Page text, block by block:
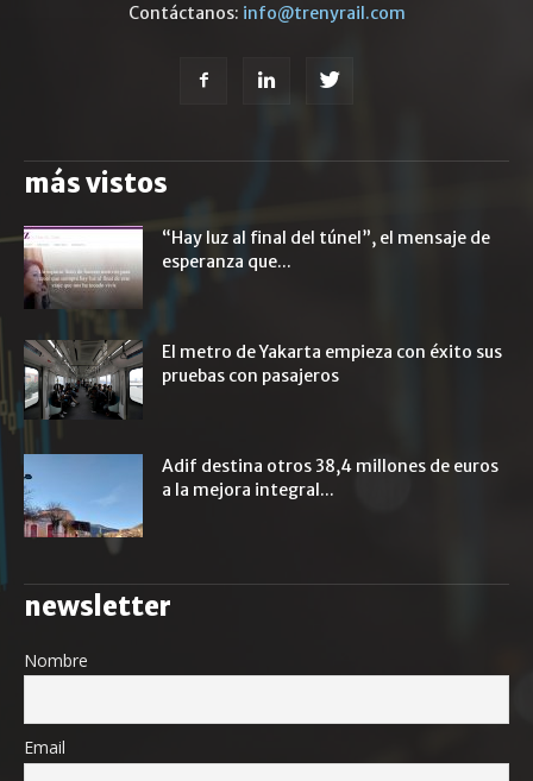
Contáctanos: info@trenyrail.com
más vistos
“Hay luz al final del túnel”, el mensaje de
esperanza que...
El metro de Yakarta empieza con éxito sus
pruebas con pasajeros
Adif destina otros 38,4 millones de euros
a la mejora integral...
newsletter
Nombre
Email